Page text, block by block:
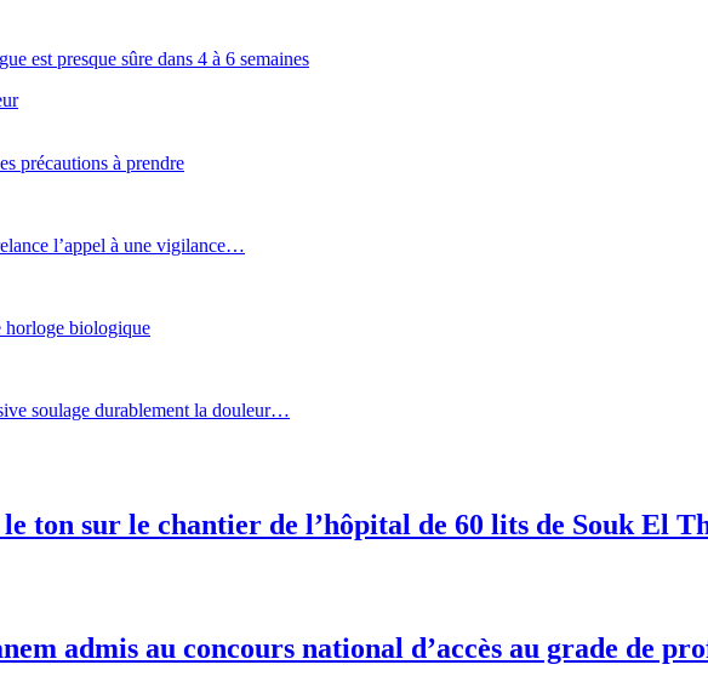
est presque sûre dans 4 à 6 semaines
précautions à prendre
l’appel à une vigilance…
horloge biologique
soulage durablement la douleur…
ton sur le chantier de l’hôpital de 60 lits de Souk El
admis au concours national d’accès au grade de